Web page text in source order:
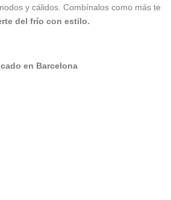
y cálidos. Combínalos como más te
del frío con estilo.
en Barcelona